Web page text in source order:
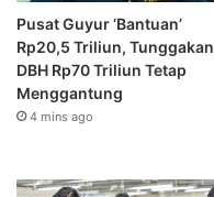
Pusat Guyur ‘Bantuan’
Rp20,5 Triliun, Tunggakan
DBH Rp70 Triliun Tetap
Menggantung
4 mins ago